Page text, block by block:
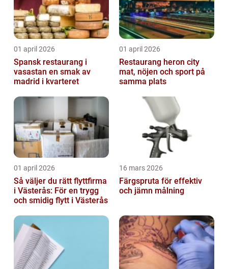
01 april 2026
Spansk restaurang i
vasastan en smak av
madrid i kvarteret
01 april 2026
Restaurang heron city
mat, nöjen och sport på
samma plats
01 april 2026
Så väljer du rätt flyttfirma
i Västerås: För en trygg
och smidig flytt i Västerås
16 mars 2026
Färgspruta för effektiv
och jämn målning